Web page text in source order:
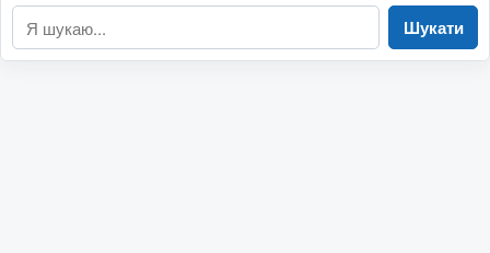
Шукати